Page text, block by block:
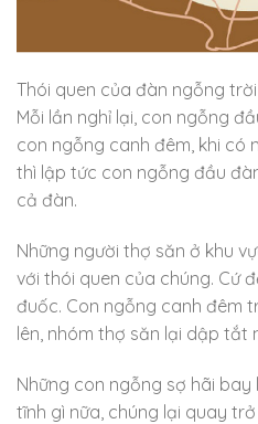
Thói quen của đàn ngỗng
Mỗi lần nghỉ lại, con ngỗng
con ngỗng canh đêm, khi có
thì lập tức con ngỗng đầu
cả đàn.
Những người thợ săn ở khu
với thói quen của chúng. Cứ
đuốc. Con ngỗng canh đêm
lên, nhóm thợ săn lại dập tắt
Những con ngỗng sợ hãi bay
tĩnh gì nữa, chúng lại quay